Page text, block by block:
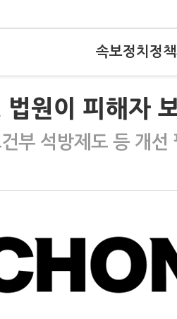
속보정치 정책
법원이 피해자
부 석방제도 등 개선